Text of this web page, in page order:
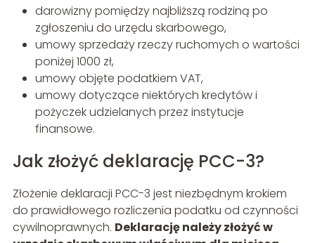
darowizny pomiędzy najbliższą rodziną po
zgłoszeniu do urzędu skarbowego,
umowy sprzedaży rzeczy ruchomych o wartości
poniżej 1000 zł,
umowy objęte podatkiem VAT,
umowy dotyczące niektórych kredytów i
pożyczek udzielanych przez instytucje
finansowe.
Jak złożyć deklarację PCC-3?
Złożenie deklaracji PCC-3 jest niezbędnym krokiem
do prawidłowego rozliczenia podatku od czynności
cywilnoprawnych. Deklarację należy złożyć w